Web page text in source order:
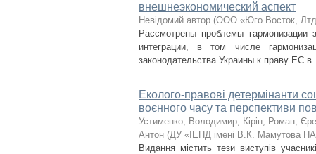
внешнеэкономический аспект
Невідомий автор (ООО «Юго Восток,
Рассмотрены проблемы
интеграции, в том числе
законодательства Украины к праву ЕС в
Еколого-правові детермінанти
воєнного часу та перспективи
Устименко, Володимир; Кірін, Роман;
Антон (ДУ «ІЕПД імені В.К. Мамутова
Видання містить тези виступів